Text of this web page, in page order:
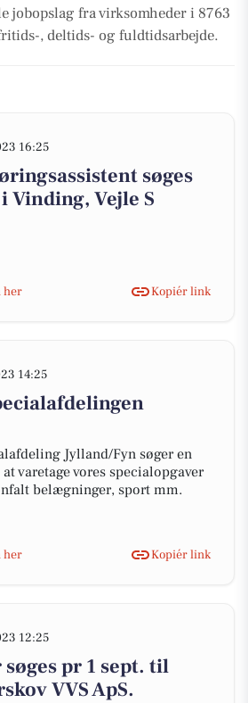
jobopslag fra virksomheder i 8763
, deltids- og fuldtidsarbejde.
16:25
søges
Vinding, Vejle S
her
Kopiér link
14:25
Jylland/Fyn søger en
varetage vores specialopgaver
belægninger, sport mm.
her
Kopiér link
12:25
pr 1 sept. til
VVS ApS.